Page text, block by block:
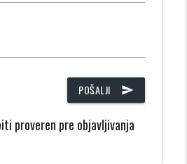
POŠALJI send
proveren pre objavljivanja